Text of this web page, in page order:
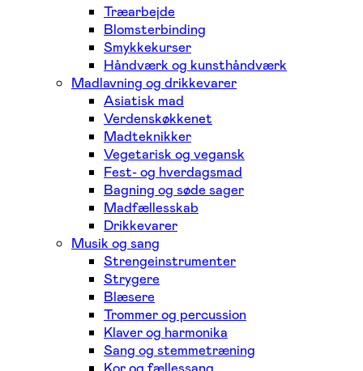
Træarbejde
Blomsterbinding
Smykkekurser
Håndværk og kunsthåndværk
Madlavning og drikkevarer
Asiatisk mad
Verdenskøkkenet
Madteknikker
Vegetarisk og vegansk
Fest- og hverdagsmad
Bagning og søde sager
Madfællesskab
Drikkevarer
Musik og sang
Strengeinstrumenter
Strygere
Blæsere
Trommer og percussion
Klaver og harmonika
Sang og stemmetræning